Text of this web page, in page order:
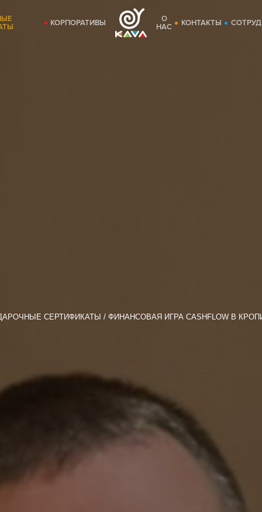
КОРПОРАТИВЫ
О
НАС
КОНТАКТЫ
СЕРТИФИКАТЫ ФИНАНСОВАЯ ИГРА CASHFLOW В